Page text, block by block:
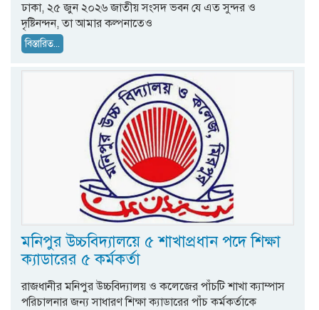
ঢাকা, ২৫ জুন ২০২৬ জাতীয় সংসদ ভবন যে এত সুন্দর ও
দৃষ্টিনন্দন, তা আমার কল্পনাতেও
বিস্তারিত...
মনিপুর উচ্চবিদ্যালয়ে ৫ শাখাপ্রধান পদে শিক্ষা
ক্যাডারের ৫ কর্মকর্তা
রাজধানীর মনিপুর উচ্চবিদ্যালয় ও কলেজের পাঁচটি শাখা ক্যাম্পাস
পরিচালনার জন্য সাধারণ শিক্ষা ক্যাডারের পাঁচ কর্মকর্তাকে